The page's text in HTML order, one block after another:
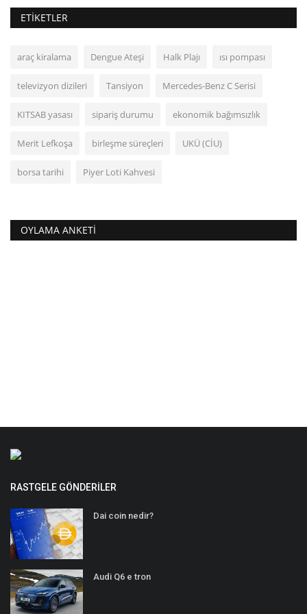
ETIKETLER
araç kiralama Dengue Ateşi Halk Plajı ısı pompası
televizyon dizileri Tansiyon Mercedes-Benz C Serisi
KITSAB yasası sipariş durumu ekonomik bağımsızlık
Merit Lefkoşa birleşme süreçleri UKÜ (CİU)
borsa tarihi Piyer Loti Kahvesi
OYLAMA ANKETI
RASTGELE GÖNDERILER
Dai coin nedir?
Audi Q6 e tron